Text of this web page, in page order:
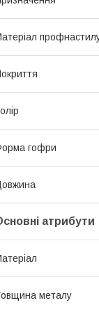
гофри
атрибути
металу